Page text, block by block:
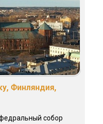
Финляндия,
собор